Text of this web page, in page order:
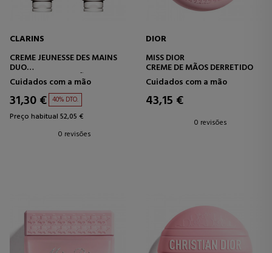
CLARINS
CREME JEUNESSE DES MAINS
DUO
CREME PARA AS MÃOS
Cuidados com a mão
31,30 € 40% DTO.
Preço habitual 52,05 €
0 revisões
DIOR
MISS DIOR
CREME DE MÃOS DERRETIDO
Cuidados com a mão
43,15 €
0 revisões